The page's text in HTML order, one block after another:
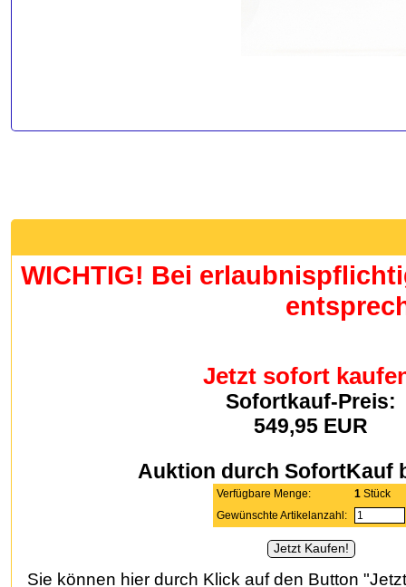
WICHTIG! Bei
Jetzt sofort
Sofortkauf-Preis:
549,95 EUR
Auktion durch SofortKauf
Verfügbare Menge: 1 Stück
Gewünschte Artikelanzahl:
Sie können hier durch Klick auf den Button